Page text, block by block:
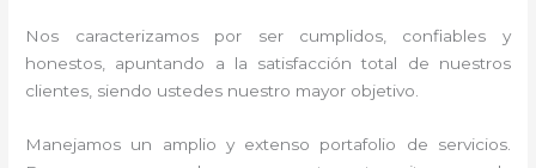
Nos caracterizamos por ser cumplidos, confiables y
honestos, apuntando a la satisfacción total de nuestros
clientes, siendo ustedes nuestro mayor objetivo.
Manejamos un amplio y extenso portafolio de servicios.